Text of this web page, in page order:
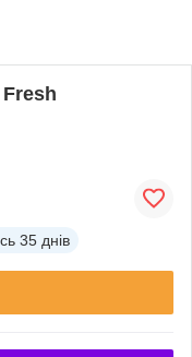
Fresh
35 днів